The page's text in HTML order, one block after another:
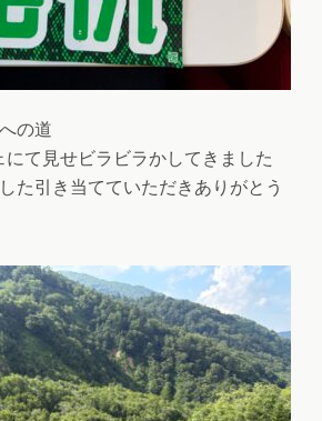
の道
にて見せビラビラかしてきました
た引き当てていただきありがとう